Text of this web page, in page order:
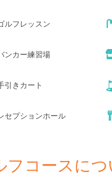
ルフレッスン
ンカー練習場
引きカート
セプションホール
フコースにつ